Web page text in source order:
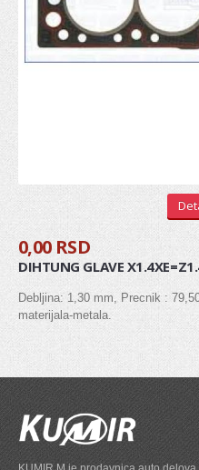
Rukavac
Kugla
Silen blok trapa
Centralna spona
Ležaj zadnje torzije
AMORTIZOVANJE
Amortizeri
Šolje amortizera
MENJAČ
0,00 RSD
DIHTUNG GLAVE
Debljina: 1,30 mm, Precnik :
materijala-metala.